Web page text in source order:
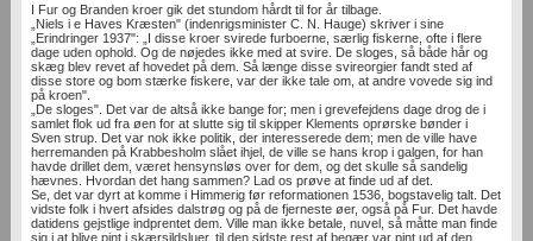
I Fur og Branden kroer gik det stundom hårdt til for år tilbage.
„Niels i e Haves Kræsten" (indenrigsminister C. N. Hauge) skriver i sine
„Erindringer 1937": „I disse kroer svirede furboerne, særlig fiskerne, ofte i flere
dage uden ophold. Og de nøjedes ikke med at svire. De sloges, så både hår og
skæg blev revet af hovedet på dem. Så længe disse svireorgier fandt sted af
disse store og bom­ stærke fiskere, var der ikke tale om, at andre vovede sig ind
på kroen".
„De sloges". Det var de altså ikke bange for; men i grevefejdens dage drog de i
samlet flok ud fra øen for at slutte sig til skipper Klements oprørske bønder i
Sven­ strup. Det var nok ikke politik, der interesserede dem; men de ville have
herremanden på Krabbesholm slået ihjel, de ville se hans krop i galgen, for han
havde drillet dem, været hensynsløs over for dem, og det skulle så sandelig
hævnes. Hvordan det hang sammen? Lad os prøve at finde ud af det.
Se, det var dyrt at komme i Himmerig før reformationen 1536, bogstavelig talt. Det
vidste folk i hvert afsides dalstrøg og på de fjerneste øer, også på Fur. Det havde
datidens gejstlige indprentet dem. Ville man ikke betale, nuvel, så måtte man finde
sig i at blive pint i skærsildsluer, til den sidste rest af begær var pint ud af den